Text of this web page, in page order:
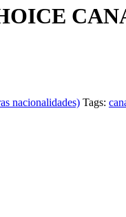
nacionalidades) Tags: